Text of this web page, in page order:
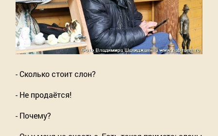
- Сколько стоит слон?
- Не продаётся!
- Почему?